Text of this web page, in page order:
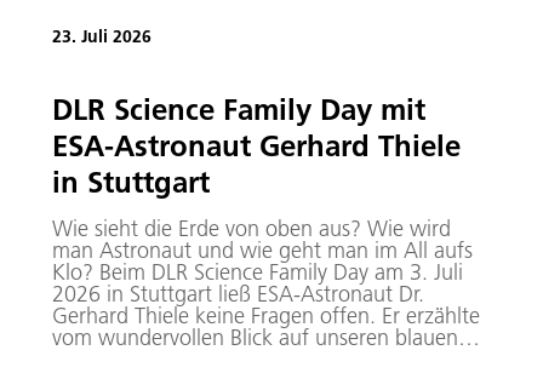
23. Juli 2026
DLR Science Family Day mit
ESA-Astronaut Gerhard Thiele
in Stuttgart
Wie sieht die Erde von oben aus? Wie wird
man Astronaut und wie geht man im All aufs
Klo? Beim DLR Science Family Day am 3. Juli
2026 in Stuttgart ließ ESA-Astronaut Dr.
Gerhard Thiele keine Fragen offen. Er erzählte
vom wundervollen Blick auf unseren blauen